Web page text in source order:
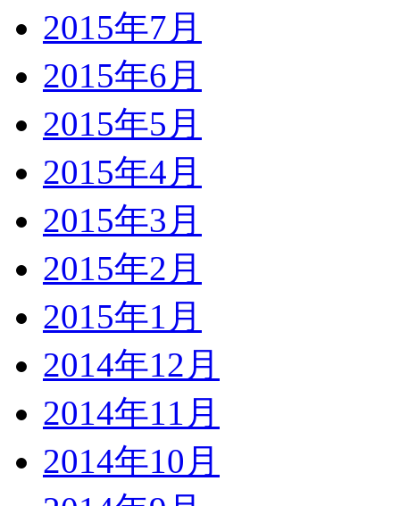
2015年7月
2015年6月
2015年5月
2015年4月
2015年3月
2015年2月
2015年1月
2014年12月
2014年11月
2014年10月